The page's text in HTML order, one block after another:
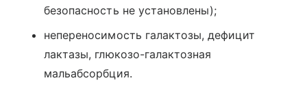
безопасность не установлены);
непереносимость галактозы, дефицит
лактазы, глюкозо-галактозная
мальабсорбция.